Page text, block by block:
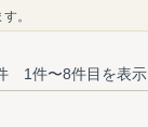
。
1件〜8件目を表示